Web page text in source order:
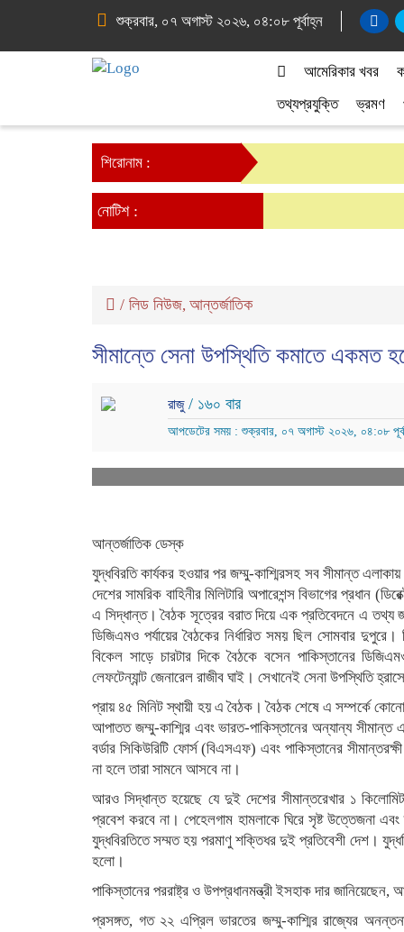
শুক্রবার, ০৭ অগাস্ট ২০২৬, ০৪:০৮ পূর্বাহ্ন
আমেরিকার খবর
তথ্যপ্রযুক্তি
ভ্রমণ
শিরোনাম :
নোটিশ :
/ লিড নিউজ, আন্তর্জাতিক
সীমান্তে সেনা উপস্থিতি কমাতে একমত
রাজু / ১৬০ বার
আপডেটের সময় : শুক্রবার, ০৭ অগাস্ট ২০২৬, ০৪:০৮
আন্তর্জাতিক ডেস্ক
যুদ্ধবিরতি কার্যকর হওয়ার পর জম্মু-কাশ্মিরসহ সব সীমান্ত
দেশের সামরিক বাহিনীর মিলিটারি অপারেশন্স বিভাগের প্রধান
এ সিদ্ধান্ত। বৈঠক সূত্রের বরাত দিয়ে এক প্রতিবেদনে এ তথ্য
ডিজিএমও পর্যায়ের বৈঠকের নির্ধারিত সময় ছিল সোমবার
বিকেল সাড়ে চারটার দিকে বৈঠকে বসেন পাকিস্তানের
লেফটেন্যান্ট জেনারেল রাজীব ঘাই। সেখানেই সেনা উপস্থিতি
প্রায় ৪৫ মিনিট স্থায়ী হয় এ বৈঠক। বৈঠক শেষে এ সম্পর্কে
আপাতত জম্মু-কাশ্মির এবং ভারত-পাকিস্তানের অন্যান্য সীমান্ত
বর্ডার সিকিউরিটি ফোর্স (বিএসএফ) এবং পাকিস্তানের সীমান্তরক্ষী
না হলে তারা সামনে আসবে না।
আরও সিদ্ধান্ত হয়েছে যে দুই দেশের সীমান্তরেখার ১
প্রবেশ করবে না। পেহেলগাম হামলাকে ঘিরে সৃষ্ট উত্তেজনা
যুদ্ধবিরতিতে সম্মত হয় পরমাণু শক্তিধর দুই প্রতিবেশী দেশ।
হলো।
পাকিস্তানের পররাষ্ট্র ও উপপ্রধানমন্ত্রী ইসহাক দার
প্রসঙ্গত, গত ২২ এপ্রিল ভারতের জম্মু-কাশ্মির রাজ্যের